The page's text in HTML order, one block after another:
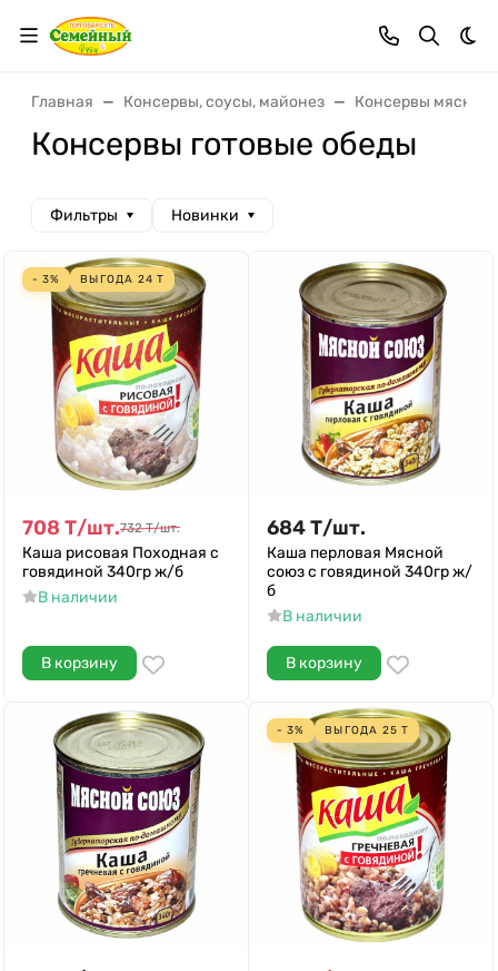
Главная Консервы, соусы, майонез Консервы
Консервы готовые обеды
Фильтры Новинки
- 3% ВЫГОДА 24 Т
708 Т/шт.732 Т/шт.
Каша рисовая Походная с
говядиной 340гр ж/б
В наличии
В корзину
684Т/шт.
Каша перловая Мясной
союз с говядиной 340гр ж/
б
В наличии
В корзину
- 3% ВЫГОДА 25 Т